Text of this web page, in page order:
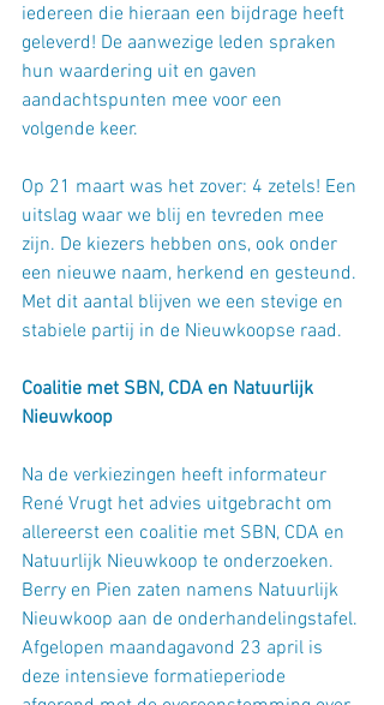
iedereen die hieraan een bijdrage heeft
geleverd! De aanwezige leden spraken
hun waardering uit en gaven
aandachtspunten mee voor een
volgende keer.
Op 21 maart was het zover: 4 zetels! Een
uitslag waar we blij en tevreden mee
zijn. De kiezers hebben ons, ook onder
een nieuwe naam, herkend en gesteund.
Met dit aantal blijven we een stevige en
stabiele partij in de Nieuwkoopse raad.
Coalitie met SBN, CDA en Natuurlijk
Nieuwkoop
Na de verkiezingen heeft informateur
René Vrugt het advies uitgebracht om
allereerst een coalitie met SBN, CDA en
Natuurlijk Nieuwkoop te onderzoeken.
Berry en Pien zaten namens Natuurlijk
Nieuwkoop aan de onderhandelingstafel.
Afgelopen maandagavond 23 april is
deze intensieve formatieperiode